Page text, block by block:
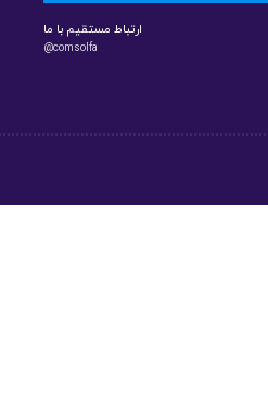
ارتباط مستقیم با ما
@comsolfa